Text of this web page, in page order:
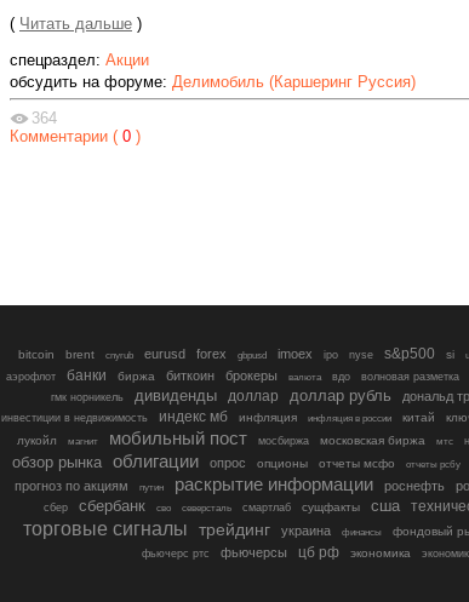
( Читать дальше )
спецраздел: Акции
обсудить на форуме: Делимобиль (Каршеринг Руссия)
364
Комментарии ( 0 )
bitcoin brent cnyrub eurusd forex gbpusd imoex ipo nyse s&p500 si
аэрофлот банки биржа биткоин брокеры валюта вдо волновая разметка
гмк норникель дивиденды доллар доллар рубль дональд
инвестиции в недвижимость индекс мб инфляция инфляция в россии китай
лукойл магнит мобильный пост мосбиржа московская биржа мтс
обзор рынка облигации опрос опционы отчеты мсфо отчеты рсбу
прогноз по акциям
путин раскрытие информации роснефть
сбер сбербанк сво северсталь смартлаб сущфакты сша
торговые сигналы трейдинг украина финансы фондовый
фьючерс ртс фьючерсы цб рф экономика